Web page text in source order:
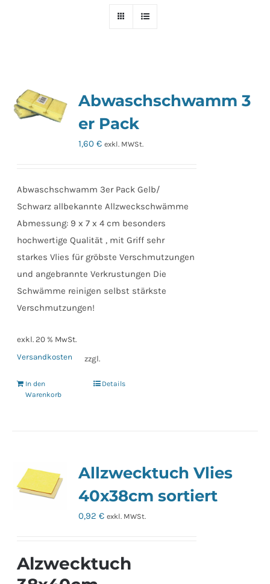
Abwaschschwamm 3
er Pack
1,60€ exkl. MWSt.
Abwaschschwamm 3er Pack Gelb/
Schwarz allbekannte Allzweckschwämme
Abmessung: 9 x 7 x 4 cm besonders
hochwertige Qualität , mit Griff sehr
starkes Vlies für gröbste Verschmutzungen
und angebrannte Verkrustungen Die
Schwämme reinigen selbst stärkste
Verschmutzungen!
exkl. 20 % MwSt.
zzgl.
Versandkosten
In den
Warenkorb
Details
Allzwecktuch Vlies
40x38cm sortiert
0,92€ exkl. MWSt.
Alzwecktuch